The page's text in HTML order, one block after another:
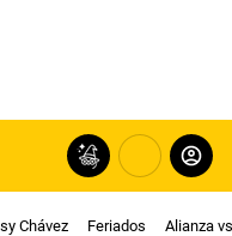
Chávez Feriados Alianza